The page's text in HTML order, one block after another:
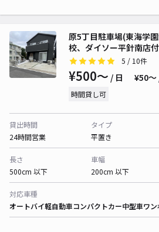
原5丁目駐車場(東海学
校、ダイソー平針南店
5 / 10件
¥500〜 / 日 ¥50〜
時間貸し可
貸出時間
24時間営業
タイプ
平置き
長さ
500cm 以下
車幅
200cm 以下
対応車種
オートバイ軽自動車コンパクトカー中型車ワン